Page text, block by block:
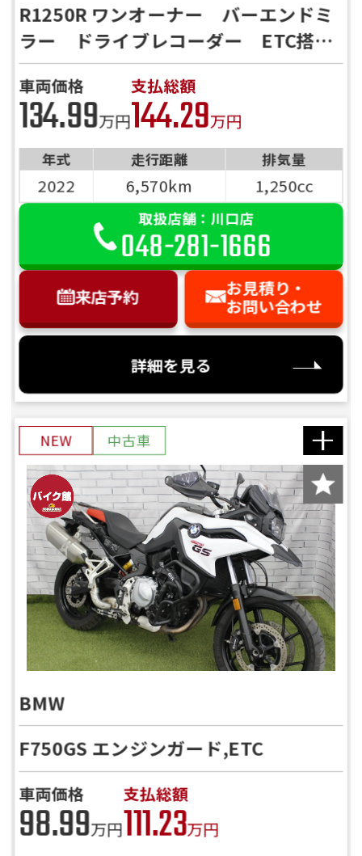
R1250R ワンオーナー バーエンドミ
ラー ドライブレコーダー ETC搭載
【HP見た！で川口店限定特典有】
車両価格
134.99万円
支払総額
144.29万円
年式 走行距離 排気量
2022 6,570km 1,250cc
取扱店舗：川口店
048-281-1666
来店予約
お見積り・
お問い合わせ
詳細を見る
NEW 中古車
BMW
F750GS エンジンガード,ETC
車両価格
98.99万円
支払総額
111.23万円